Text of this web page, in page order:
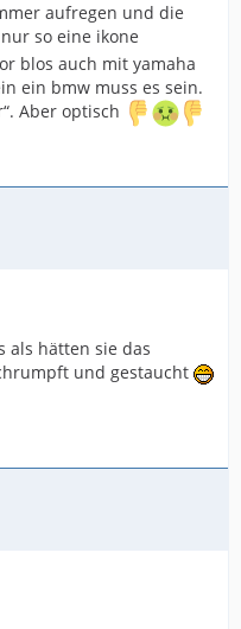
aufregen und die
so eine ikone
blos auch mit yamaha
ein bmw muss es sein.
Aber optisch
als hätten sie das
und gestaucht